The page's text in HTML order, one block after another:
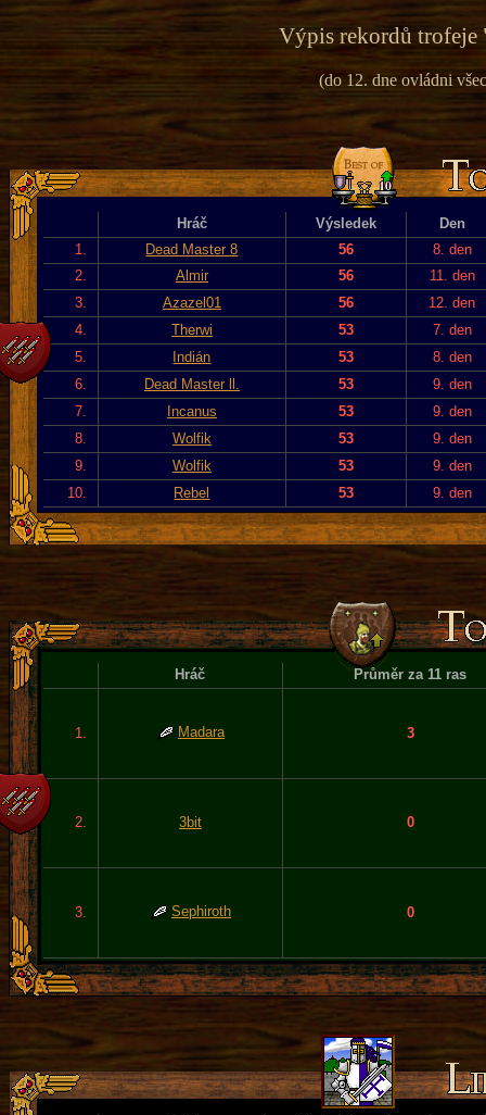
Výpis rekordů trofeje
(do 12. dne ovládni
Hráč Výsledek
Den
1.
Dead Master 8 56
8. den
2.
Almir 56
11. den
3.
Azazel01 56
12. den
4.
Therwi 53
7. den
5.
Indián 53
8. den
6.
Dead Master ll. 53
9. den
7.
Incanus 53
9. den
8.
Wolfik 53
9. den
9.
Wolfik 53
9. den
10.
Rebel 53 9. den
Hráč Průměr za 11 ras
1. Madara 3
2. 3bit 0
3. Sephiroth 0